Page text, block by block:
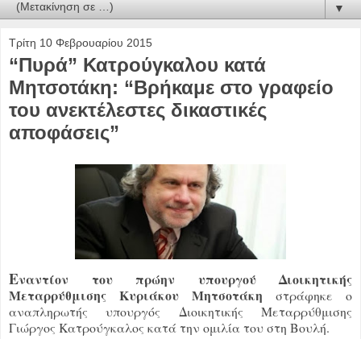
▼
Τρίτη 10 Φεβρουαρίου 2015
“Πυρά” Κατρούγκαλου κατά
Μητσοτάκη: “Βρήκαμε στο γραφείο
του ανεκτέλεστες δικαστικές
αποφάσεις”
Εναντίον του πρώην υπουργού Διοικητικής
Μεταρρύθμισης Κυριάκου Μητσοτάκη στράφηκε ο
αναπληρωτής υπουργός Διοικητικής Μεταρρύθμισης
Γιώργος Κατρούγκαλος κατά την ομιλία του στη Βουλή.